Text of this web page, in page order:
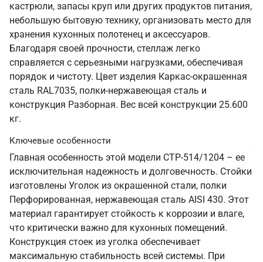
кастрюли, запасы круп или других продуктов питания,
небольшую бытовую технику, организовать место для
хранения кухонных полотенец и аксессуаров.
Благодаря своей прочности, стеллаж легко
справляется с серьезными нагрузками, обеспечивая
порядок и чистоту. Цвет изделия Каркас-окрашенная
сталь RAL7035, полки-нержавеющая сталь и
конструкция Разборная. Вес всей конструкции 25.600
кг.
Ключевые особенности
Главная особенность этой модели СТР-514/1204 – ее
исключительная надежность и долговечность. Стойки
изготовлены Уголок из окрашенной стали, полки
Перфорированная, нержавеющая сталь AISI 430. Этот
материал гарантирует стойкость к коррозии и влаге,
что критически важно для кухонных помещений.
Конструкция стоек из уголка обеспечивает
максимальную стабильность всей системы. При